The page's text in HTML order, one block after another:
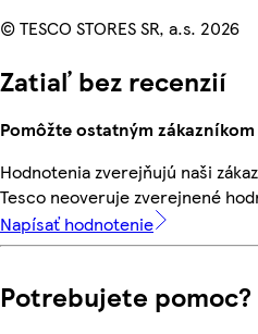
© TESCO STORES SR, a.s. 2026
Zatiaľ bez recenzií
Pomôžte ostatným zákazníkom
Hodnotenia zverejňujú naši
Tesco neoveruje zverejnené
Napísať hodnotenie
Potrebujete pomoc?